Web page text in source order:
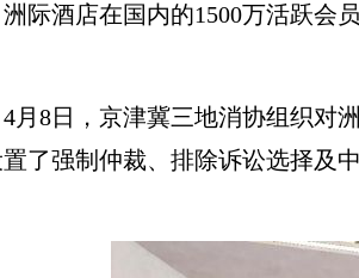
酒店在国内的1500万活跃会员
8日，京津冀三地消协组织对洲
了强制仲裁、排除诉讼选择及